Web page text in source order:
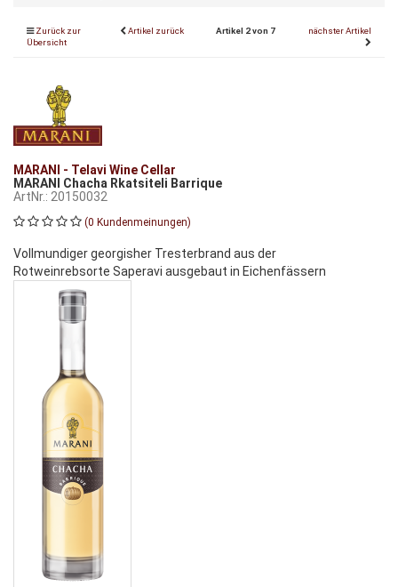
Zurück zur
Übersicht
Artikel zurück Artikel 2 von 7 nächster Artikel
MARANI - Telavi Wine Cellar
MARANI Chacha Rkatsiteli Barrique
ArtNr.: 20150032
(0 Kundenmeinungen)
Vollmundiger georgisher Tresterbrand aus der
Rotweinrebsorte Saperavi ausgebaut in Eichenfässern